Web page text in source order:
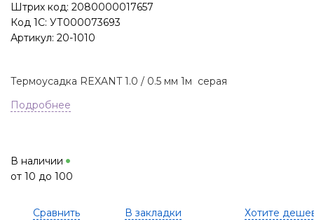
Штрих код: 2080000017657
Код 1С: УТ000073693
Артикул: 20-1010
Термоусадка REXANT 1.0 / 0.5 мм 1м серая
Подробнее
В наличии
от 10 до 100
Сравнить В закладки Хотите